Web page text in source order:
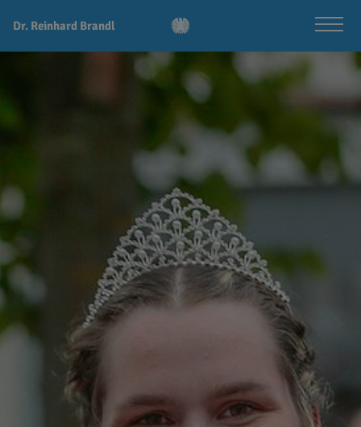
Dr. Reinhard Brandl